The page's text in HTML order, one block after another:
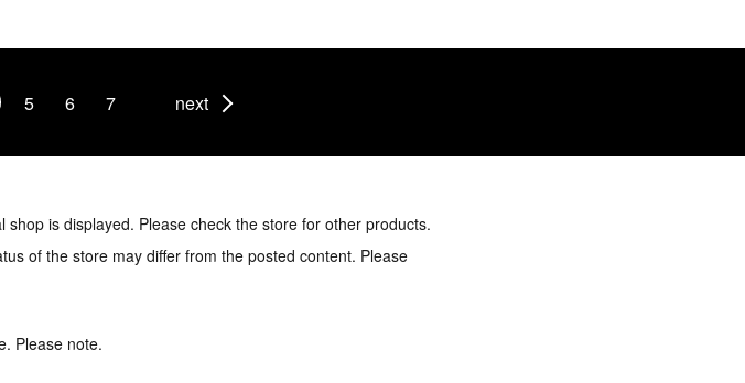
5 6 7 next
is displayed. Please check the store for other products.
of the store may differ from the posted content. Please
Please note.